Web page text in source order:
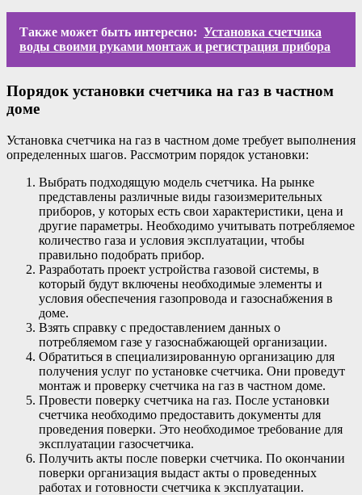
Также может быть интересно: Установка счетчика
воды своими руками монтаж и регистрация прибора
Порядок установки счетчика на газ в частном
доме
Установка счетчика на газ в частном доме требует выполнения
определенных шагов. Рассмотрим порядок установки:
Выбрать подходящую модель счетчика. На рынке
представлены различные виды газоизмерительных
приборов, у которых есть свои характеристики, цена и
другие параметры. Необходимо учитывать потребляемое
количество газа и условия эксплуатации, чтобы
правильно подобрать прибор.
Разработать проект устройства газовой системы, в
который будут включены необходимые элементы и
условия обеспечения газопровода и газоснабжения в
доме.
Взять справку с предоставлением данных о
потребляемом газе у газоснабжающей организации.
Обратиться в специализированную организацию для
получения услуг по установке счетчика. Они проведут
монтаж и проверку счетчика на газ в частном доме.
Провести поверку счетчика на газ. После установки
счетчика необходимо предоставить документы для
проведения поверки. Это необходимое требование для
эксплуатации газосчетчика.
Получить акты после поверки счетчика. По окончании
поверки организация выдаст акты о проведенных
работах и готовности счетчика к эксплуатации.